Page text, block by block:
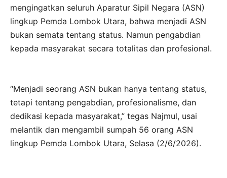
mengingatkan seluruh Aparatur Sipil Negara (ASN)
lingkup Pemda Lombok Utara, bahwa menjadi ASN
bukan semata tentang status. Namun pengabdian
kepada masyarakat secara totalitas dan profesional.
“Menjadi seorang ASN bukan hanya tentang status,
tetapi tentang pengabdian, profesionalisme, dan
dedikasi kepada masyarakat,” tegas Najmul, usai
melantik dan mengambil sumpah 56 orang ASN
lingkup Pemda Lombok Utara, Selasa (2/6/2026).